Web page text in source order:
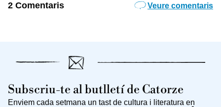
2 Comentaris Veure comentaris
Subscriu-te al butlletí de Catorze
Enviem cada setmana un tast de cultura i literatura en